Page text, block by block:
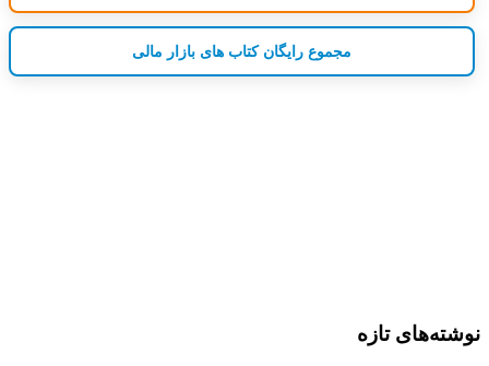
مجموع رایگان کتاب های بازار مالی
نوشته‌های تازه